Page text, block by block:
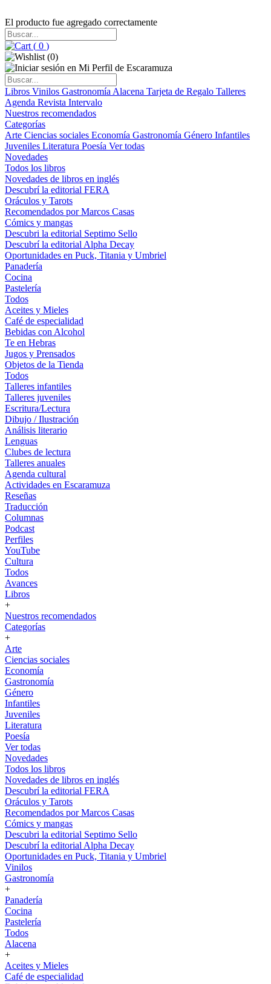
El producto fue agregado correctamente
( 0 )
(0)
Libros Vinilos Gastronomía Alacena Tarjeta de Regalo Talleres
Agenda Revista Intervalo
Nuestros recomendados
Categorías
Arte Ciencias sociales Economía Gastronomía Género Infantiles
Juveniles Literatura Poesía Ver todas
Novedades
Todos los libros
Novedades de libros en inglés
Descubrí la editorial FERA
Oráculos y Tarots
Recomendados por Marcos Casas
Cómics y mangas
Descubri la editorial Septimo Sello
Descubrí la editorial Alpha Decay
Oportunidades en Puck, Titania y Umbriel
Panadería
Cocina
Pastelería
Todos
Aceites y Mieles
Café de especialidad
Bebidas con Alcohol
Te en Hebras
Jugos y Prensados
Objetos de la Tienda
Todos
Talleres infantiles
Talleres juveniles
Escritura/Lectura
Dibujo / Ilustración
Análisis literario
Lenguas
Clubes de lectura
Talleres anuales
Agenda cultural
Actividades en Escaramuza
Reseñas
Traducción
Columnas
Podcast
Perfiles
YouTube
Cultura
Todos
Avances
Libros
+
Nuestros recomendados
Categorías
+
Arte
Ciencias sociales
Economía
Gastronomía
Género
Infantiles
Juveniles
Literatura
Poesía
Ver todas
Novedades
Todos los libros
Novedades de libros en inglés
Descubrí la editorial FERA
Oráculos y Tarots
Recomendados por Marcos Casas
Cómics y mangas
Descubri la editorial Septimo Sello
Descubrí la editorial Alpha Decay
Oportunidades en Puck, Titania y Umbriel
Vinilos
Gastronomía
+
Panadería
Cocina
Pastelería
Todos
Alacena
+
Aceites y Mieles
Café de especialidad